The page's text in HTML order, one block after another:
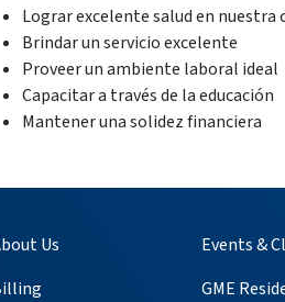
Lograr excelente salud en nuestra
Brindar un servicio excelente
Proveer un ambiente laboral ideal
Capacitar a través de la educación
Mantener una solidez financiera
Us
Events &
GME